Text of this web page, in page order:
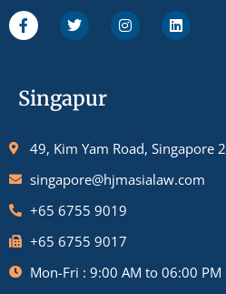
Singapur
49, Kim Yam Road, Singapore
singapore@hjmasialaw.com
+65 6755 9019
+65 6755 9017
Mon-Fri : 9:00 AM to 06:00 PM